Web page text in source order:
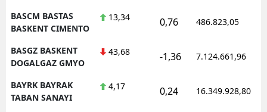
BASCM BASTAS
BASKENT CIMENTO
13,34 0,76 486.823,05
BASGZ BASKENT
DOGALGAZ GMYO
43,68 -1,36 7.124.661,96
BAYRK BAYRAK
TABAN SANAYI
4,17 0,24 16.349.928,80